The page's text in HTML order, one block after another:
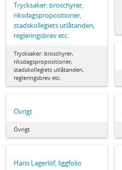
Trycksaker: broschyrer,
riksdagspropositioner,
stadskollegiets utlåtanden,
regleringsbrev etc.
Trycksaker: broschyrer,
riksdagspropositioner,
stadskollegiets utlåtanden,
regleringsbrev etc.
Övrigt
Övrigt
Hans Lagerlöf, liggfolio